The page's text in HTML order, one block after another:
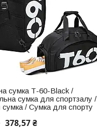
сумка Т-60-Black /
сумка для спортзалу /
/ Сумка для спорту
378,57 ₴